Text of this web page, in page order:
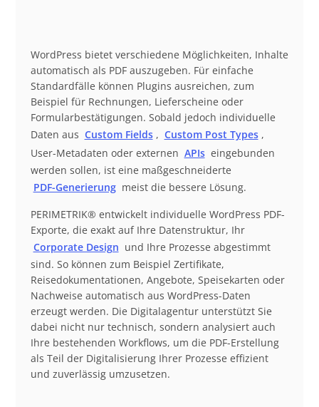
WordPress bietet verschiedene Möglichkeiten, Inhalte
automatisch als PDF auszugeben. Für einfache
Standardfälle können Plugins ausreichen, zum
Beispiel für Rechnungen, Lieferscheine oder
Formularbestätigungen. Sobald jedoch individuelle
Daten aus Custom Fields , Custom Post Types ,
User-Metadaten oder externen APIs eingebunden
werden sollen, ist eine maßgeschneiderte
PDF-Generierung meist die bessere Lösung.
PERIMETRIK® entwickelt individuelle WordPress PDF-
Exporte, die exakt auf Ihre Datenstruktur, Ihr
Corporate Design und Ihre Prozesse abgestimmt
sind. So können zum Beispiel Zertifikate,
Reisedokumentationen, Angebote, Speisekarten oder
Nachweise automatisch aus WordPress-Daten
erzeugt werden. Die Digitalagentur unterstützt Sie
dabei nicht nur technisch, sondern analysiert auch
Ihre bestehenden Workflows, um die PDF-Erstellung
als Teil der Digitalisierung Ihrer Prozesse effizient
und zuverlässig umzusetzen.